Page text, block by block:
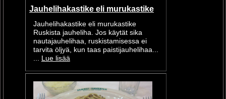
Jauhelihakastike eli murukastike
Jauhelihakastike eli murukastike
Ruskista jauheliha. Jos käytät sika
nautajauhelihaa, ruskistamisessa ei
tarvita öljyä, kun taas paistijauhelihaa...
Lue lisää